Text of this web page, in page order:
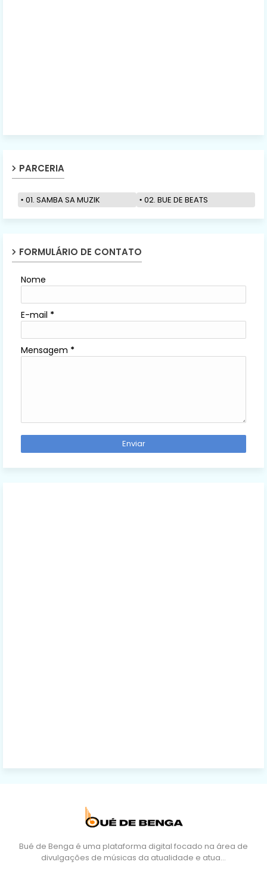
PARCERIA
01. SAMBA SA MUZIK 02. BUE DE BEATS
FORMULÁRIO DE CONTATO
Nome
E-mail *
Mensagem *
Bué de Benga é uma plataforma digital focado na área de
divulgações de músicas da atualidade e atua…